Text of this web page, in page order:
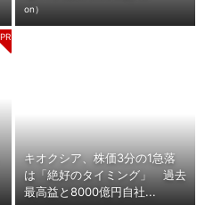
on）
キオクシア、株価3分の1急落
は「絶好のタイミング」 過去
最高益と8000億円自社...